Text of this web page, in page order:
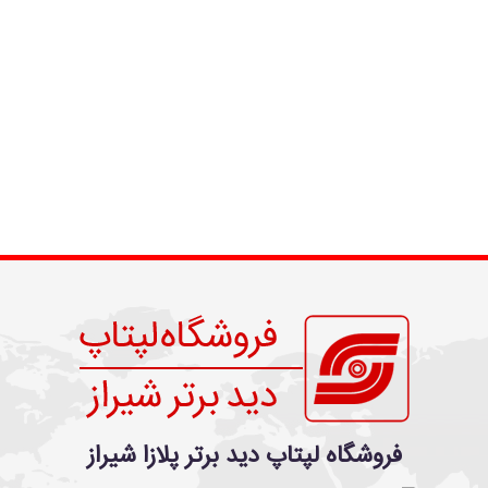
فروشگاه لپتاپ دید برتر پلازا شیراز